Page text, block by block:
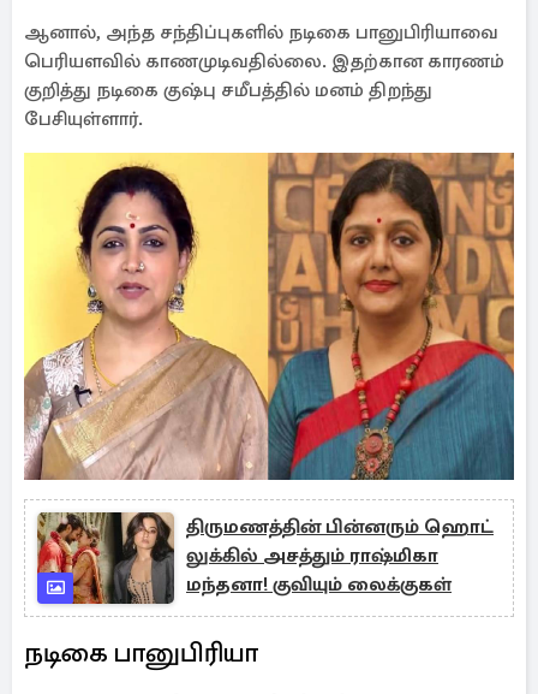
ஆனால், அந்த சந்திப்புகளில் நடிகை பானுபிரியாவை
பெரியளவில் காணமுடிவதில்லை. இதற்கான காரணம்
குறித்து நடிகை குஷ்பு சமீபத்தில் மனம் திறந்து
பேசியுள்ளார்.
திருமணத்தின் பின்னரும் ஹொட்
லுக்கில் அசத்தும் ராஷ்மிகா
மந்தனா! குவியும் லைக்குகள்
நடிகை பானுபிரியா